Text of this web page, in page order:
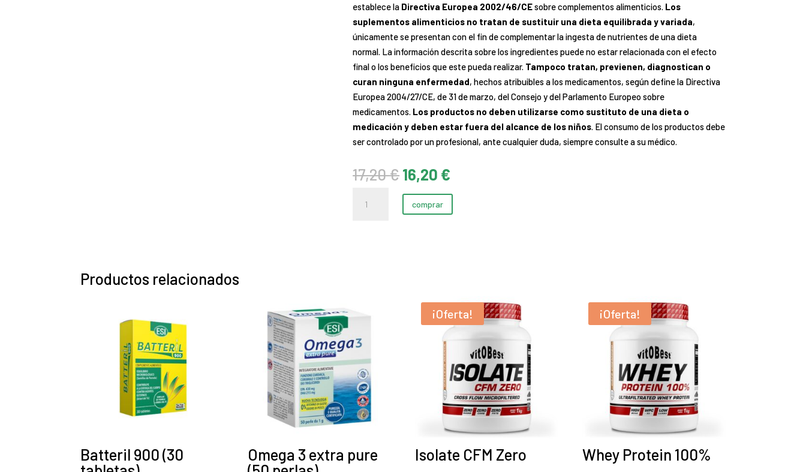
establece la Directiva Europea 2002/46/CEsobre complementos alimenticios. Los
suplementos alimenticios no tratan de sustituir una dieta equilibrada y variada,
únicamente se presentan con el fin de complementar la ingesta de nutrientes de una dieta
normal. La información descrita sobre los ingredientes puede no estar relacionada con el efecto
final o los beneficios que este pueda realizar. Tampoco tratan, previenen, diagnostican o
curan ninguna enfermedad, hechos atribuibles a los medicamentos, según define la Directiva
Europea 2004/27/CE, de 31 de marzo, del Consejo y del Parlamento Europeo sobre
medicamentos. Los productos no deben utilizarse como sustituto de una dieta o
medicación y deben estar fuera del alcance de los niños. El consumo de los productos debe
ser controlado por un profesional, ante cualquier duda, siempre consulte a su médico.
17,20€El
precio
original
era:
16,20 €
es:
Total
comprar
Productos relacionados
Batteril 900 (30
Omega 3 extra pure
¡Oferta!
Isolate CFM Zero
¡Oferta!
Whey Protein 100%